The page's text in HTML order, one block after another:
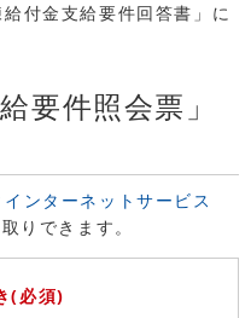
付金支給要件回答書」に
要件照会票」
ンターネットサービス
りできます。
(必須)